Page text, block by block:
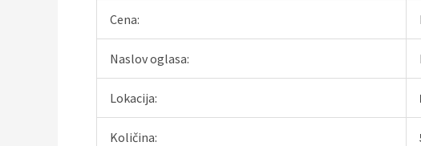
Cena:
Naslov oglasa:
Lokacija:
Količina: